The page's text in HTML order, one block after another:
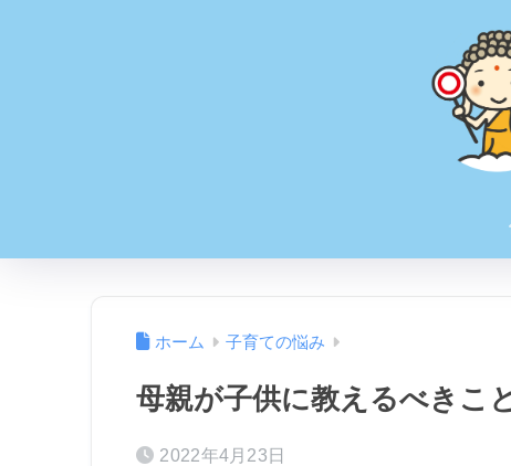
ホーム 子育ての悩み
母親が子供に教えるべきこ
2022年4月23日